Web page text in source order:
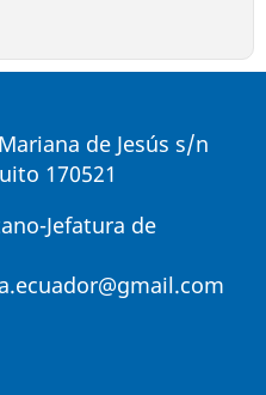
de Jesús s/n
170521
Jefatura de